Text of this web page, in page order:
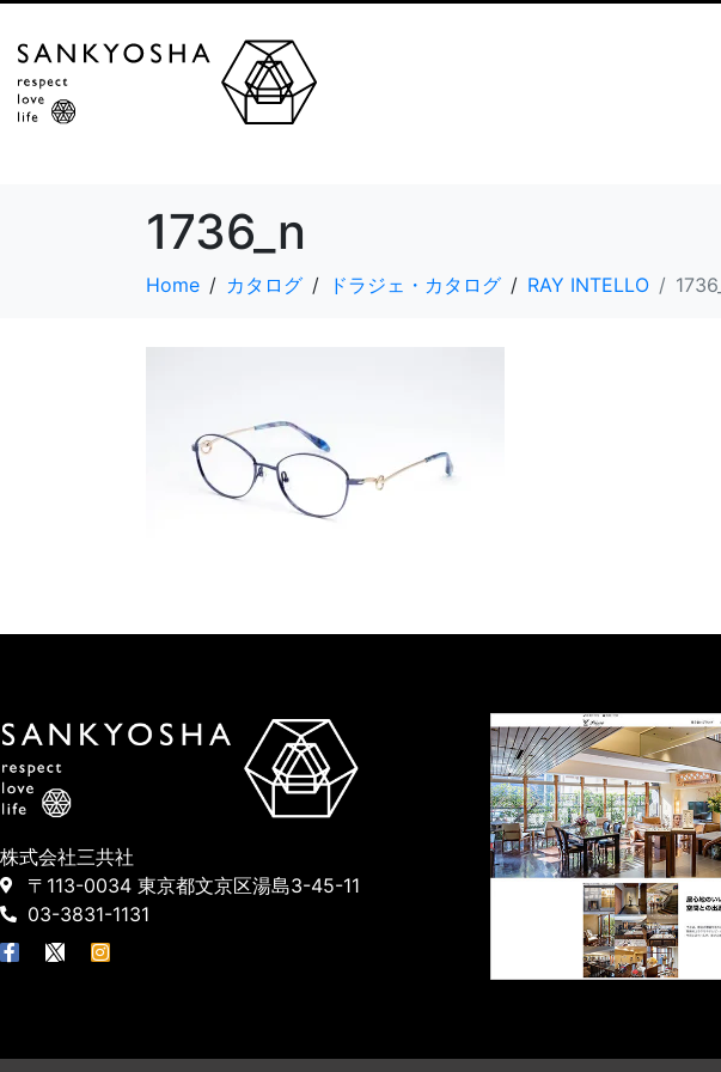
1736_n
Home カタログ ドラジェ・カタログ RAY INTELLO
株式会社三共社
〒113-0034 東京都文京区湯島3-45-11
03-3831-1131